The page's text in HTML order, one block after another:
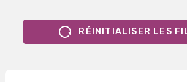
RÉINITIALISER LES